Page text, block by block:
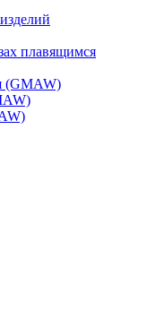
плавящимся
(GMAW)